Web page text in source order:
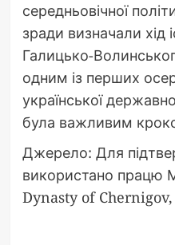
середньовічної
зради визначали хід
Галицько-
одним із перших
української
була важливим
Джерело: Для
використано працю
Dynasty of Chernigov,